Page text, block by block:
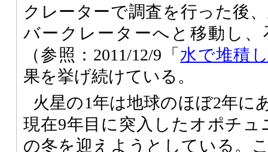
クレーターで調査を行った後
バークレーターへと移動し
（参照：2011/12/9「 水で堆積
果を挙げ続けている。
火星の1年は地球のほぼ2年に
現在9年目に突入したオポチュ
の冬を迎えようとしている。